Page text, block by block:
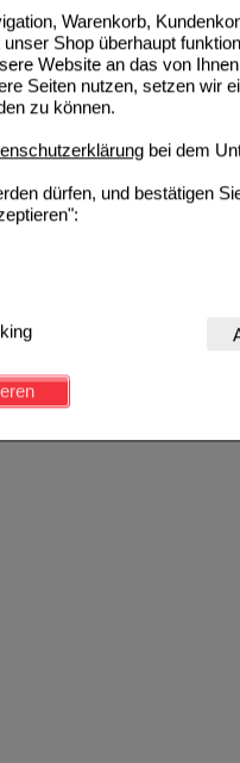
Warenkorb,
Shop überhaupt
Website an das von
Seiten nutzen, setzen wir
zu können.
bei dem
dürfen, und bestätigen
für die Grundfunktionen
auf diese nicht
noch ansprechender zu
Seite an bevorzugte
können, den Inhalt auf
Bitte beachten Sie,
werden.